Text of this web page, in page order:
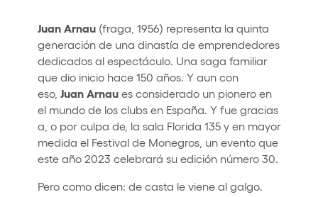
Follow us on tiktok
Follow us on facebook
Follow us on instagram
Follow us on twitter
Follow us on linkedin
Follow us on youtube
Cookies Notice
Sustainability Policy
Juan Arnau(fraga, 1956) representa la quinta
generación de una dinastía de emprendedores
dedicados al espectáculo. Una saga familiar
que dio inicio hace 150 años. Y aun con
eso, Juan Arnaues considerado un pionero en
el mundo de los clubs en España. Y fue gracias
a, o por culpa de, la sala Florida 135 y en mayor
medida el Festival de Monegros, un evento que
este año 2023 celebrará su edición número 30.
Pero como dicen: de casta le viene al galgo.